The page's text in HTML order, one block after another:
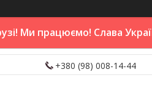
Ми працюємо! Слава
+380 (98) 008-14-44